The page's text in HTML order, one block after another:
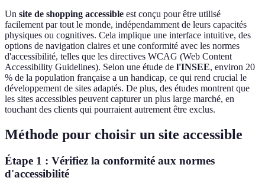
Un site de shopping accessible est conçu pour être utilisé
facilement par tout le monde, indépendamment de leurs capacités
physiques ou cognitives. Cela implique une interface intuitive, des
options de navigation claires et une conformité avec les normes
d'accessibilité, telles que les directives WCAG (Web Content
Accessibility Guidelines). Selon une étude de l'INSEE, environ 20
% de la population française a un handicap, ce qui rend crucial le
développement de sites adaptés. De plus, des études montrent que
les sites accessibles peuvent capturer un plus large marché, en
touchant des clients qui pourraient autrement être exclus.
Méthode pour choisir un site accessible
Étape 1 : Vérifiez la conformité aux normes
d'accessibilité